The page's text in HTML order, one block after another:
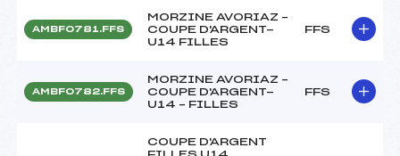
AMBF0781.FFS
MORZINE AVORIAZ –
COUPE D'ARGENT-
U14 FILLES
FFS
AMBF0782.FFS
MORZINE AVORIAZ –
COUPE D'ARGENT-
U14 – FILLES
FFS
COUPE D'ARGENT
FILLES U14